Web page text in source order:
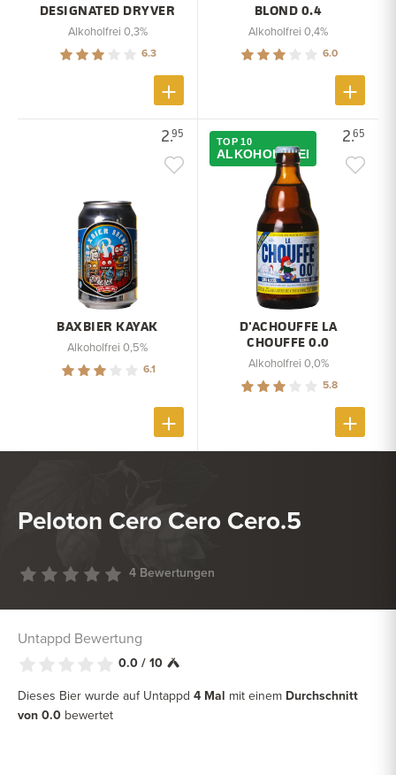
DESIGNATED DRYVER
Alkoholfrei 0,3%
6.3
BLOND 0.4
Alkoholfrei 0,4%
6.0
2.95
BAXBIER KAYAK
Alkoholfrei 0,5%
6.1
2.65
TOP 10
ALKOHOLFREI
D'ACHOUFFE LA
CHOUFFE 0.0
Alkoholfrei 0,0%
5.8
Peloton Cero Cero Cero.5
4 Bewertungen
Untappd Bewertung
0.0 / 10
Dieses Bier wurde auf Untappd 4 Mal mit einem Durchschnitt
von 0.0 bewertet